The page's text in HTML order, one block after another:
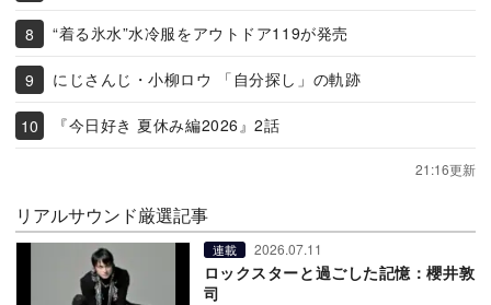
“着る氷水”水冷服をアウトドア119が発売
にじさんじ・小柳ロウ 「自分探し」の軌跡
『今日好き 夏休み編2026』2話
21:16更新
リアルサウンド厳選記事
連載 2026.07.11
ロックスターと過ごした記憶：櫻井敦
司